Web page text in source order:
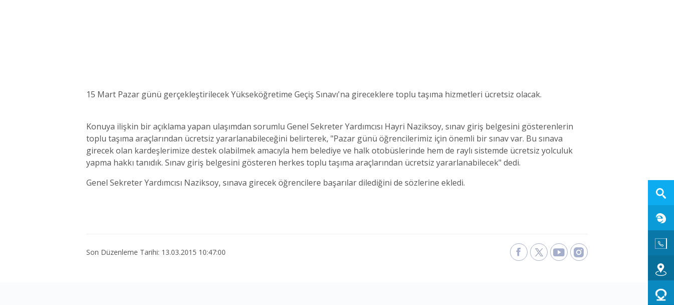
15 Mart Pazar günü gerçekleştirilecek Yükseköğretime Geçiş Sınavı'na gireceklere toplu taşıma hizmetleri ücretsiz olacak.
Konuya ilişkin bir açıklama yapan ulaşımdan sorumlu Genel Sekreter Yardımcısı Hayri Naziksoy, sınav giriş belgesini gösterenlerin
toplu taşıma araçlarından ücretsiz yararlanabileceğini belirterek, "Pazar günü öğrencilerimiz için önemli bir sınav var. Bu sınava
girecek olan kardeşlerimize destek olabilmek amacıyla hem belediye ve halk otobüslerinde hem de raylı sistemde ücretsiz yolculuk
yapma hakkı tanıdık. Sınav giriş belgesini gösteren herkes toplu taşıma araçlarından ücretsiz yararlanabilecek" dedi.
Genel Sekreter Yardımcısı Naziksoy, sınava girecek öğrencilere başarılar dilediğini de sözlerine ekledi.
Son Düzenleme Tarihi: 13.03.2015 10:47:00